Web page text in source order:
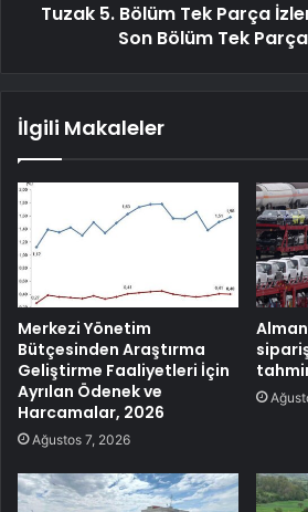
Tuzak 5. Bölüm Tek Parça
Son Bölüm Tek
İlgili Makaleler
Merkezi Yönetim
Bütçesinden Araştırma
Geliştirme Faaliyetleri İçin
Ayrılan Ödenek ve
Harcamalar, 2026
Ağustos 7, 2026